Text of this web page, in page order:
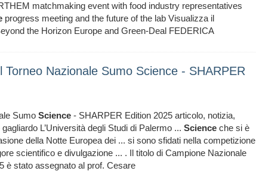
matchmaking event with food industry representatives
progress meeting and the future of the lab Visualizza il
the Horizon Europe and Green-Deal FEDERICA
Nazionale Sumo Science - SHARPER
Sumo Science - SHARPER Edition 2025 articolo, notizia,
L’Università degli Studi di Palermo ... Science che si è
della Notte Europea dei ... si sono sfidati nella competizione
scientifico e divulgazione ... . Il titolo di Campione Nazionale
è stato assegnato al prof. Cesare